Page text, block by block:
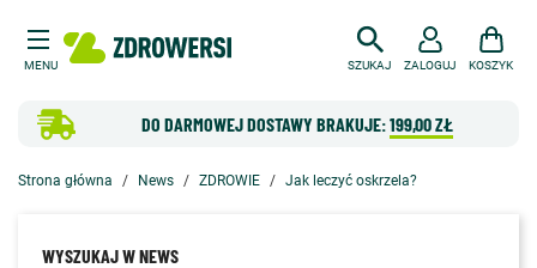
MENU SZUKAJ
DO DARMOWEJ DOSTAWY BRAKUJE:199,00 ZŁ
ZALOGUJ KOSZYK
Strona główna News ZDROWIE Jak leczyć oskrzela?
WYSZUKAJ W NEWS